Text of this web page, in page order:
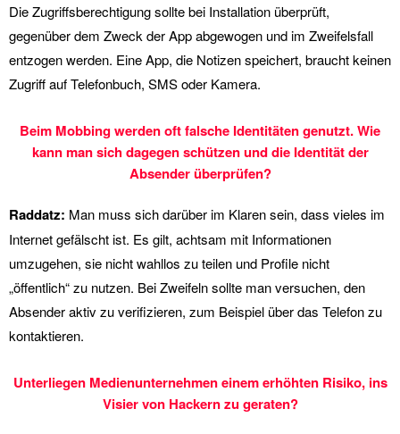
Die Zugriffsberechtigung sollte bei Installation überprüft,
gegenüber dem Zweck der App abgewogen und im Zweifelsfall
entzogen werden. Eine App, die Notizen speichert, braucht keinen
Zugriff auf Telefonbuch, SMS oder Kamera.
Beim Mobbing werden oft falsche Identitäten genutzt. Wie
kann man sich dagegen schützen und die Identität der
Absender überprüfen?
Raddatz: Man muss sich darüber im Klaren sein, dass vieles im
Internet gefälscht ist. Es gilt, achtsam mit Informationen
umzugehen, sie nicht wahllos zu teilen und Profile nicht
„öffentlich“ zu nutzen. Bei Zweifeln sollte man versuchen, den
Absender aktiv zu verifizieren, zum Beispiel über das Telefon zu
kontaktieren.
Unterliegen Medienunternehmen einem erhöhten Risiko, ins
Visier von Hackern zu geraten?